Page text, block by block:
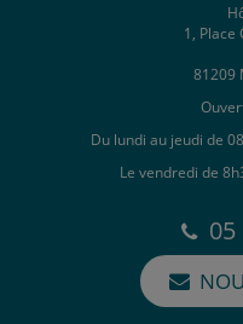
1, Place
81209
Du lundi au jeudi de
Le vendredi de
05